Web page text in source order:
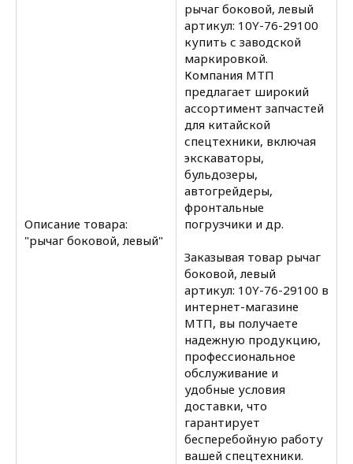
Описание товара:
"рычаг боковой, левый"
рычаг боковой, левый
артикул: 10Y-76-29100
купить с заводской
маркировкой.
Компания МТП
предлагает широкий
ассортимент запчастей
для китайской
спецтехники, включая
экскаваторы,
бульдозеры,
автогрейдеры,
фронтальные
погрузчики и др.
Заказывая товар рычаг
боковой, левый
артикул: 10Y-76-29100 в
интернет-магазине
МТП, вы получаете
надежную продукцию,
профессиональное
обслуживание и
удобные условия
доставки, что
гарантирует
бесперебойную работу
вашей спецтехники.